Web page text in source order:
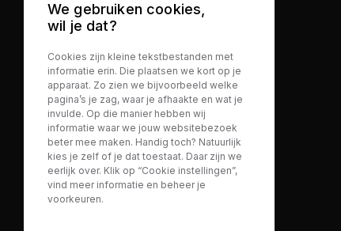
We gebruiken cookies,
wil je dat?
Cookies zijn kleine tekstbestanden met
informatie erin. Die plaatsen we kort op je
apparaat. Zo zien we bijvoorbeeld welke
pagina’s je zag, waar je afhaakte en wat je
invulde. Op die manier hebben wij
informatie waar we jouw websitebezoek
beter mee maken. Handig toch? Natuurlijk
kies je zelf of je dat toestaat. Daar zijn we
eerlijk over. Klik op “Cookie instellingen”,
vind meer informatie en beheer je
voorkeuren.